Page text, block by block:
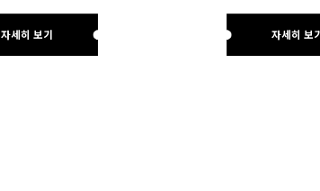
자세히 보기 자세히 보